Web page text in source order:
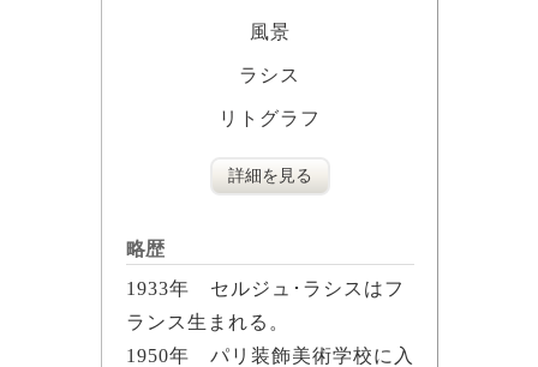
風景
ラシス
リトグラフ
詳細を見る
略歴
1933年 セルジュ･ラシスはフ
ランス生まれる。
1950年 パリ装飾美術学校に入